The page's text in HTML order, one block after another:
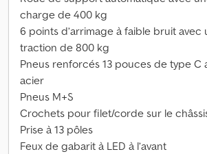
charge de 400 kg
6 points d’arrimage à faible bruit
traction de 800 kg
Pneus renforcés 13 pouces de type C
acier
Pneus M+S
Crochets pour filet/corde sur le
Prise à 13 pôles
Feux de gabarit à LED à l’avant